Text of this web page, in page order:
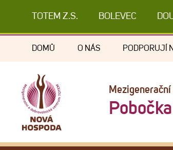
TOTEM Z.S. BOLEVEC
DOMŮ O NÁS PODPORUJÍ